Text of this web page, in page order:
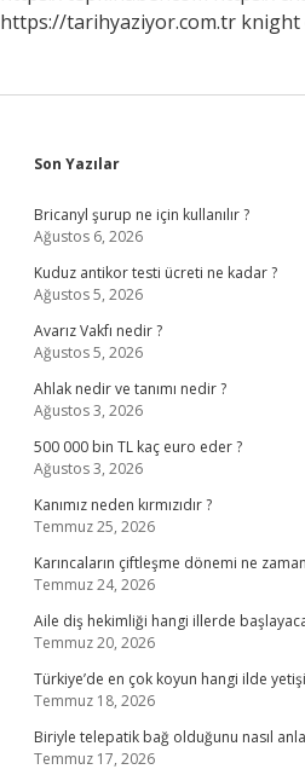
https://tarihyaziyor.com.tr knight
Sidebar
Son Yazılar
Bricanyl şurup ne için kullanılır ?
Ağustos 6, 2026
Kuduz antikor testi ücreti ne kadar ?
Ağustos 5, 2026
Avarız Vakfı nedir ?
Ağustos 5, 2026
Ahlak nedir ve tanımı nedir ?
Ağustos 3, 2026
500 000 bin TL kaç euro eder ?
Ağustos 3, 2026
Kanımız neden kırmızıdır ?
Temmuz 25, 2026
Karıncaların çiftleşme dönemi ne
Temmuz 24, 2026
Aile diş hekimliği hangi illerde
Temmuz 20, 2026
Türkiye’de en çok koyun hangi ilde
Temmuz 18, 2026
Biriyle telepatik bağ olduğunu nasıl
Temmuz 17, 2026